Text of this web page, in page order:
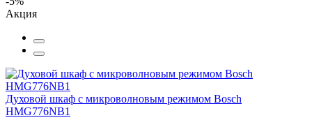
Акция
Духовой шкаф с микроволновым режимом Bosch
HMG776NB1